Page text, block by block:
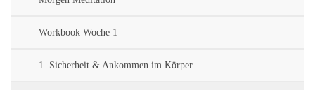
Workbook Woche 1
1. Sicherheit & Ankommen im Körper